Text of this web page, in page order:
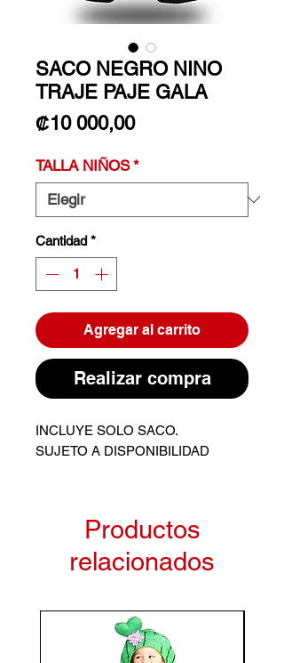
SACO NEGRO NINO
TRAJE PAJE GALA
₡10 000,00Precio
TALLA NIÑOS *
Cantidad *
Agregar al carrito
Realizar compra
INCLUYE SOLO SACO.
SUJETO A DISPONIBILIDAD
Productos
relacionados